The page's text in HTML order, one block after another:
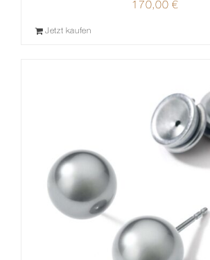
170,00 €
Jetzt kaufen